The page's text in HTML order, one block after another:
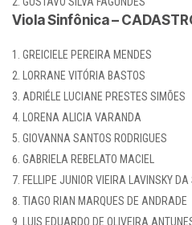
Viola Sinfônica –
GREICIELE PEREIRA MENDES
LORRANE VITÓRIA BASTOS
ADRIÉLE LUCIANE PRESTES SIMÕES
LORENA ALICIA VARANDA
GIOVANNA SANTOS RODRIGUES
GABRIELA REBELATO MACIEL
FELLIPE JUNIOR VIEIRA LAVINSKY DA
TIAGO RIAN MARQUES DE ANDRADE
LUIS EDUARDO DE OLIVEIRA